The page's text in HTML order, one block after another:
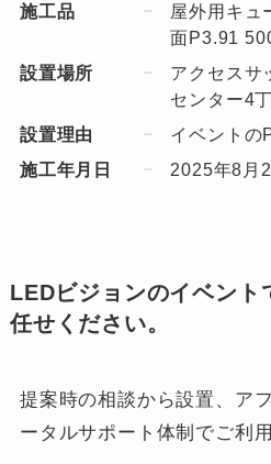
施工品
屋外用キュ
面P3.91
設置場所
アクセスサ
センター4
設置理由
イベントの
施工年月日
2025年8月
LEDビジョンのイベント
任せください。
提案時の相談から設置、ア
ータルサポート体制でご利